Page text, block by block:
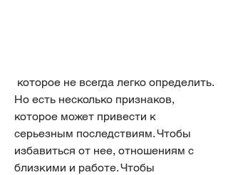
Но есть несколько признаков,
которое может привести к
серьезным последствиям. Чтобы
избавиться от нее, отношениям с
близкими и работе. Чтобы